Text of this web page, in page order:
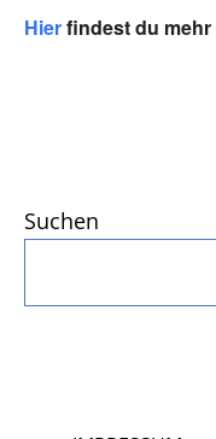
Hierfindest du
Suchen